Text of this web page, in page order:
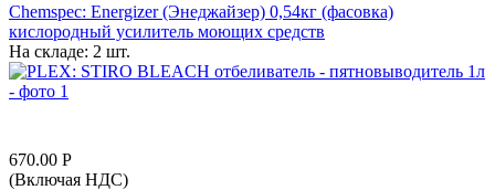
Chemspec: Energizer (Энеджайзер) 0,54кг (фасовка)
кислородный усилитель моющих средств
На складе: 2 шт.
670.00 Р
(Включая НДС)